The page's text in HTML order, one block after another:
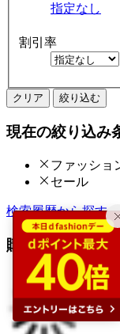
指定なし
割引率
クリア 絞り込む
現在の絞り込み
ファッショ
セール
検索履歴から探す
購入済みアイテ